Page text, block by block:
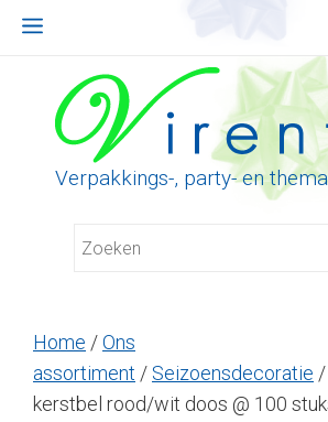
Verpakkings-, party- en
Menu
Home /Ons
assortiment / Seizoensdecoratie /
kerstbel rood/wit doos @ 100